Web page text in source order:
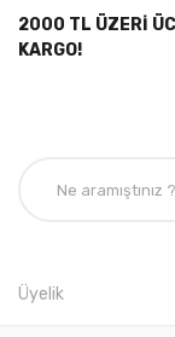
2000 TL ÜZERİ
KARGO!
Üyelik